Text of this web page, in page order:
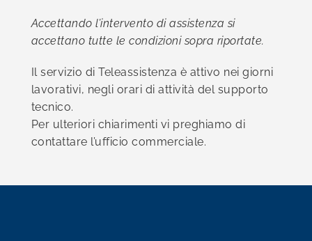
Accettando l’intervento di assistenza si
accettano tutte le condizioni sopra riportate.
Il servizio di Teleassistenza è attivo nei giorni
lavorativi, negli orari di attività del supporto
tecnico.
Per ulteriori chiarimenti vi preghiamo di
contattare l’ufficio commerciale.